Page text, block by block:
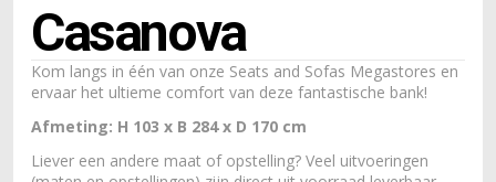
Casanova
Kom langs in één van onze Seats and Sofas Megastores en
ervaar het ultieme comfort van deze fantastische bank!
Afmeting: H 103 x B 284 x D 170 cm
Liever een andere maat of opstelling? Veel uitvoeringen